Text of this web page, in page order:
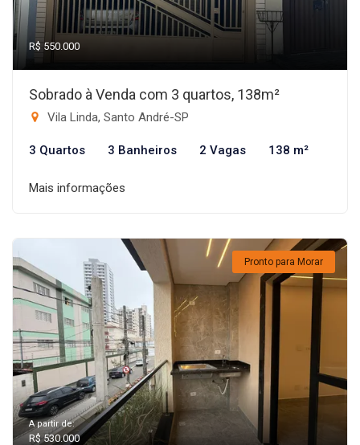
R$ 550.000
Sobrado à Venda com 3 quartos, 138m²
Vila Linda, Santo André-SP
3 Quartos 3 Banheiros 2 Vagas 138 m²
Mais informações
Pronto para Morar
A partir de:
R$ 530.000